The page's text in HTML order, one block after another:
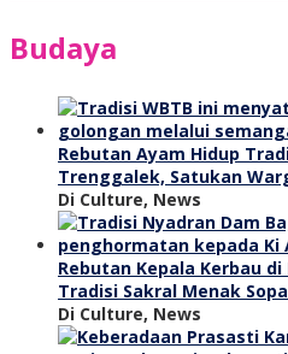
Budaya
Rebutan Ayam Hidup
Trenggalek, Satukan
Di Culture, News
Rebutan Kepala Kerbau
Tradisi Sakral Menak
Di Culture, News